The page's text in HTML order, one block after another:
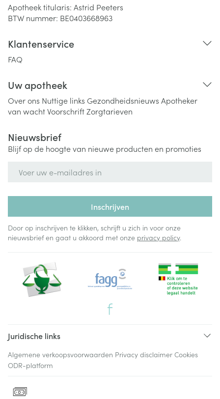
Apotheek titularis: Astrid Peeters
BTW nummer: BE0403668963
Klantenservice
FAQ
Uw apotheek
Over ons Nuttige links Gezondheidsnieuws Apotheker
van wachtVoorschriftZorgtarieven
Nieuwsbrief
Blijf op de hoogte van nieuwe producten en promoties
Inschrijven
Door op inschrijven te klikken, schrijft u zich in voor onze
nieuwsbrief en gaat u akkoord met onze privacy policy.
Juridische links
Algemene verkoopsvoorwaarden Privacy disclaimer Cookies
ODR-platform